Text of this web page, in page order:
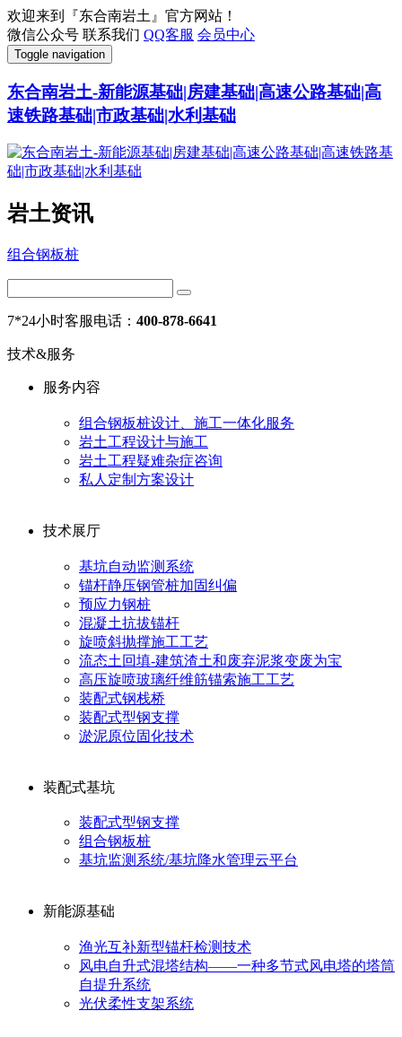
欢迎来到『东合南岩土』官方网站！
微信公众号 联系我们 QQ客服 会员中心
Toggle navigation
东合南岩土-新能源基础|房建基础|高速公路基础|高
速铁路基础|市政基础|水利基础
岩土资讯
组合钢板桩
7*24小时客服电话： 400-878-6641
技术&服务
服务内容
组合钢板桩设计、施工一体化服务
岩土工程设计与施工
岩土工程疑难杂症咨询
私人定制方案设计
技术展厅
基坑自动监测系统
锚杆静压钢管桩加固纠偏
预应力钢桩
混凝土抗拔锚杆
旋喷斜抛撑施工工艺
流态土回填-建筑渣土和废弃泥浆变废为宝
高压旋喷玻璃纤维筋锚索施工工艺
装配式钢栈桥
装配式型钢支撑
淤泥原位固化技术
装配式基坑
装配式型钢支撑
组合钢板桩
基坑监测系统/基坑降水管理云平台
新能源基础
渔光互补新型锚杆检测技术
风电自升式混塔结构——一种多节式风电塔的塔筒
自提升系统
光伏柔性支架系统